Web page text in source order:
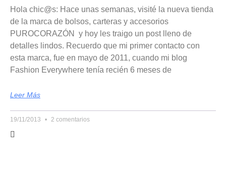
Hola chic@s: Hace unas semanas, visité la nueva tienda
de la marca de bolsos, carteras y accesorios
PUROCORAZÓN y hoy les traigo un post lleno de
detalles lindos. Recuerdo que mi primer contacto con
esta marca, fue en mayo de 2011, cuando mi blog
Fashion Everywhere tenía recién 6 meses de
Leer Más
19/11/2013 2 comentarios